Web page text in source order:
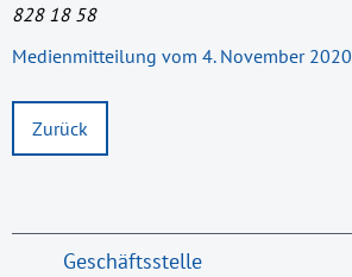
828 18 58
Medienmitteilung vom 4. November 2020
Zurück
Geschäftsstelle